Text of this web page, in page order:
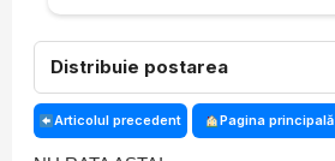
Distribuie postarea
Articolul precedent Pagina principală